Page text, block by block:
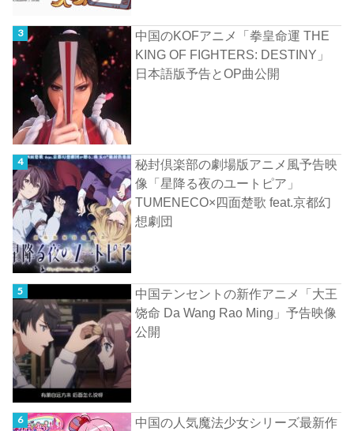
中国のKOFアニメ「拳皇命運 THE
KING OF FIGHTERS: DESTINY」
日本語版予告とOP曲公開
秘封倶楽部の劇場版アニメ風予告映
像「星降る夜のユートピア」
TUMENECO×四面楚歌 feat.京都幻
想劇団
中国テンセントの新作アニメ「大王
饶命 Da Wang Rao Ming」予告映像
公開
中国の人気魔法少女シリーズ最新作